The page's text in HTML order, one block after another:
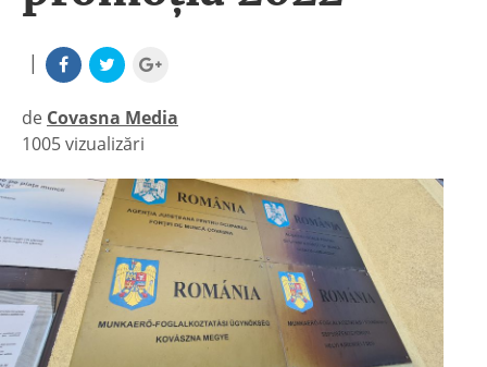
|
de Covasna Media
|
1005 vizualizări